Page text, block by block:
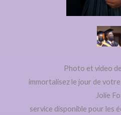
Photo et video
immortalisez le jour de
Jolie
service disponible pour les